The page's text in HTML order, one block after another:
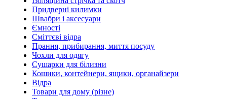
Придверні килимки
Швабри і аксесуари
Ємності
Сміттєві відра
Прання, прибирання, миття посуду
Чохли для одягу
Сушарки для білизни
Кошики, контейнери, ящики, органайзери
Відра
Товари для дому (різне)